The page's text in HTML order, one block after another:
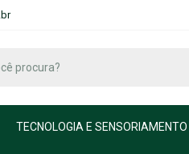
TECNOLOGIA E SENSORIAMENTO